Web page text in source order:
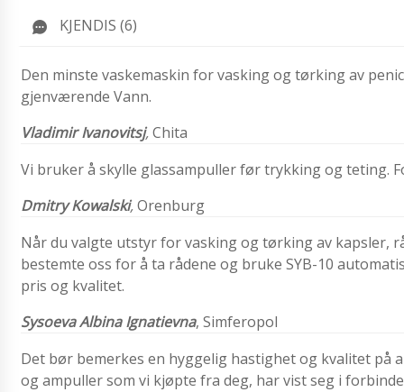
KJENDIS (6)
Den minste vaskemaskin for vasking og tørking av
gjenværende Vann.
Vladimir Ivanovitsj,Chita
Vi bruker å skylle glassampuller før trykking og teting.
Dmitry Kowalski,Orenburg
Når du valgte utstyr for vasking og tørking av kapsler,
bestemte oss for å ta rådene og bruke SYB-10
pris og kvalitet.
SysoevaAlbina Ignatievna, Simferopol
Det bør bemerkes en hyggelig hastighet og kvalitet
og ampuller som vi kjøpte fra deg, har vist seg i